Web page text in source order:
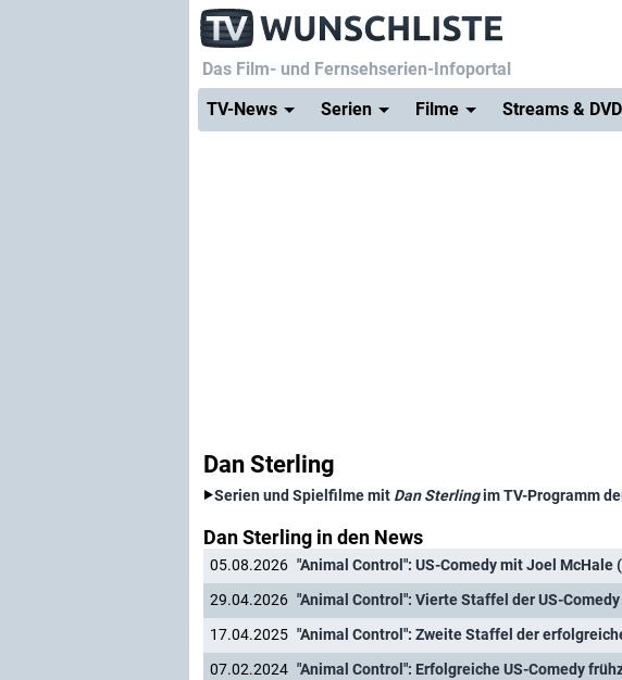
Das Film- und Fernsehserien-Infoportal
TV-News
Serien Filme Streams &
Dan Sterling
Serien und Spielfilme mit Dan Sterlingim TV-Programm
Dan Sterling in den News
05.08.2026
29.04.2026 "Animal Control": Vierte Staffel der US-
17.04.2025
07.02.2024 "Animal Control": Erfolgreiche US-Comedy